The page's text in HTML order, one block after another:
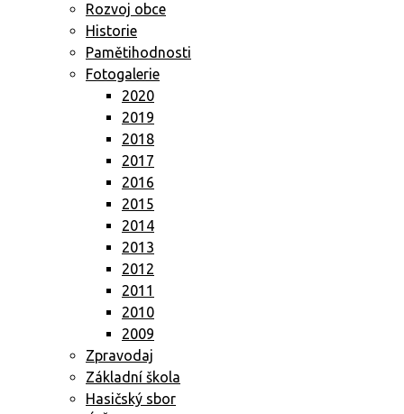
Rozvoj obce
Historie
Pamětihodnosti
Fotogalerie
2020
2019
2018
2017
2016
2015
2014
2013
2012
2011
2010
2009
Zpravodaj
Základní škola
Hasičský sbor